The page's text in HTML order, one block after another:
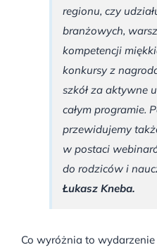
regionu, czy
branżowych,
kompetencji
konkursy z
szkół za aktywne
całym programie.
przewidujemy
w postaci
do rodziców i
Łukasz Kneba.
Co wyróżnia to